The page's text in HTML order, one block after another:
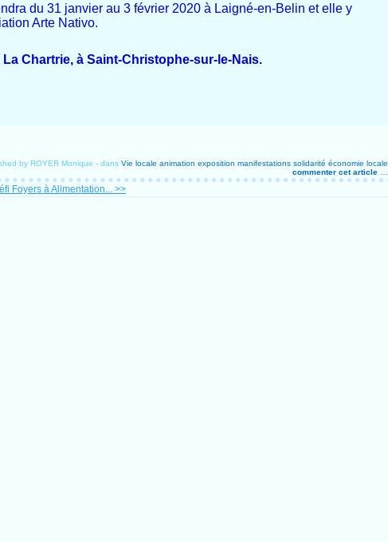
du 31 janvier au 3 février 2020 à Laigné-en-Belin et elle y
Arte Nativo.
Chartrie, à Saint-Christophe-sur-le-Nais.
by ROYER Monique -dans Vie locale animation exposition manifestations solidarité économie locale
commenter cet article
Foyers à Alimentation... >>